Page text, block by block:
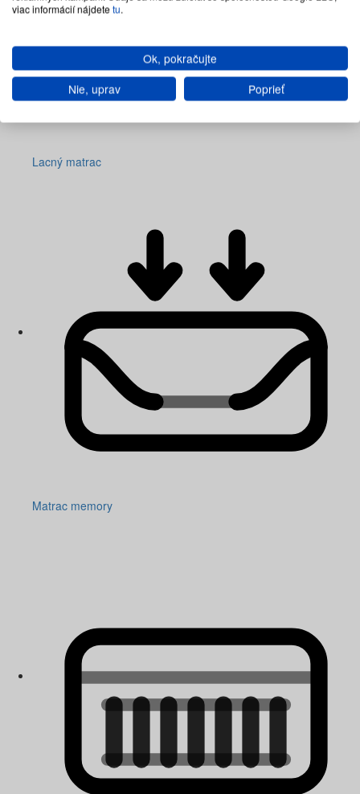
Lacný matrac
Matrac memory
viac informácií nájdetetu.
Ok, pokračujte
Nie, uprav
Poprieť